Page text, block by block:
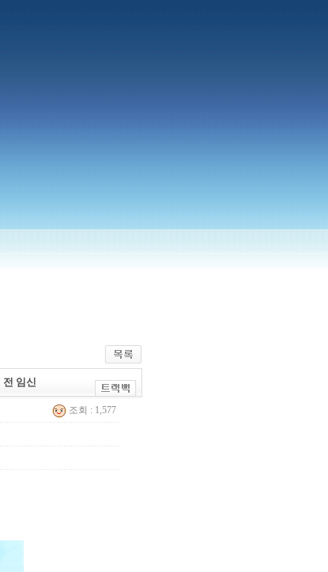
전 임신
조회 : 1,577